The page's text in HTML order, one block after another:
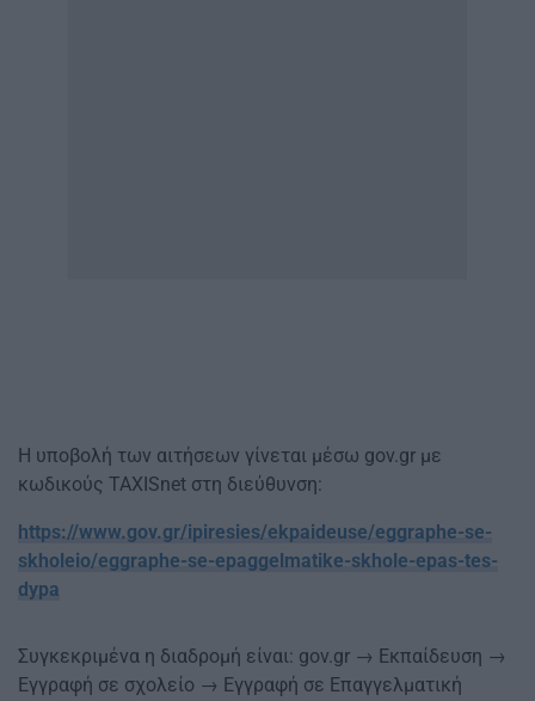
Η υποβολή των αιτήσεων γίνεται μέσω gov.gr με
κωδικούς TAXISnet στη διεύθυνση:
https://www.gov.gr/ipiresies/ekpaideuse/eggraphe-se-
skholeio/eggraphe-se-epaggelmatike-skhole-epas-tes-
dypa
Συγκεκριμένα η διαδρομή είναι: gov.gr → Εκπαίδευση →
Εγγραφή σε σχολείο → Εγγραφή σε Επαγγελματική